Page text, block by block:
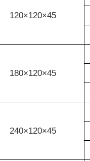
120×120×45
180×120×45
240×120×45